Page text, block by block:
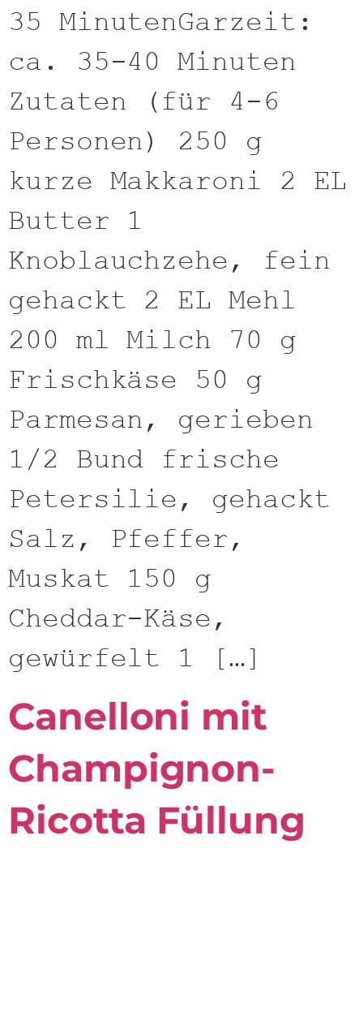
35 MinutenGarzeit:
ca. 35-40 Minuten
Zutaten (für 4-6
Personen) 250 g
kurze Makkaroni 2 EL
Butter 1
Knoblauchzehe, fein
gehackt 2 EL Mehl
200 ml Milch 70 g
Frischkäse 50 g
Parmesan, gerieben
1/2 Bund frische
Petersilie, gehackt
Salz, Pfeffer,
Muskat 150 g
Cheddar-Käse,
gewürfelt 1 […]
Canelloni mit
Champignon-
Ricotta Füllung